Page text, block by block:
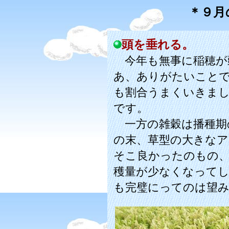
＊９
頭を垂れる。
今年も無事に稲穂が
あ、ありがたいこと
も割合うまくいきま
です。
一方の雑穀は播種期
の末、草型の大きな
そこ良かったのもの
穫量が少なくなって
も完璧にってのは望